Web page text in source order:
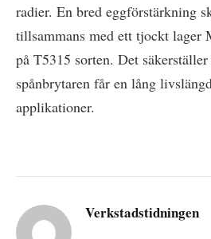
radier. En bred eggförstärkning
tillsammans med ett tjockt lager
på T5315 sorten. Det
spånbrytaren får en lång
applikationer.
Verkstadstidningen